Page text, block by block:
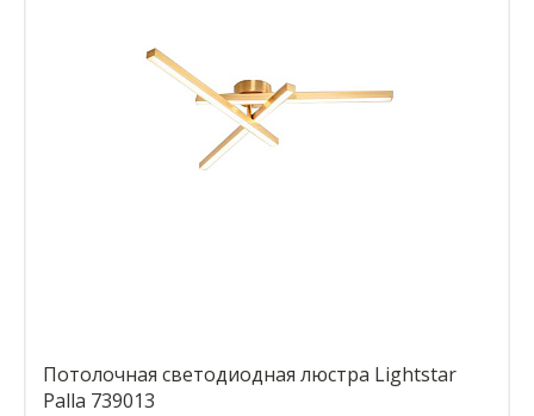
Потолочная светодиодная люстра Lightstar
Palla 739013